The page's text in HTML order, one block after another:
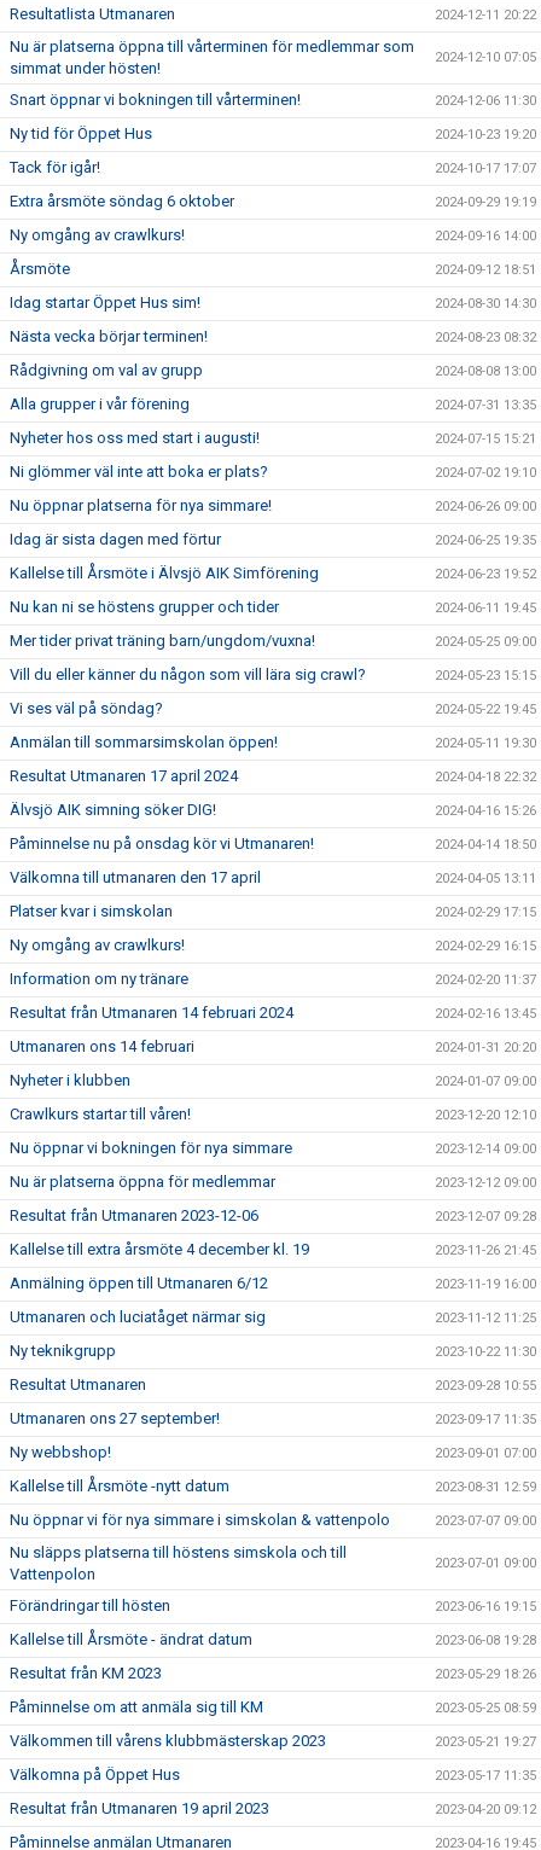
Resultatlista Utmanaren 2024-12-11 20:22
Nu är platserna öppna till vårterminen för medlemmar som
simmat under hösten!
2024-12-10 07:05
Snart öppnar vi bokningen till vårterminen! 2024-12-06 11:30
Ny tid för Öppet Hus 2024-10-23 19:20
Tack för igår! 2024-10-17 17:07
Extra årsmöte söndag 6 oktober 2024-09-29 19:19
Ny omgång av crawlkurs! 2024-09-16 14:00
Årsmöte 2024-09-12 18:51
Idag startar Öppet Hus sim! 2024-08-30 14:30
Nästa vecka börjar terminen! 2024-08-23 08:32
Rådgivning om val av grupp 2024-08-08 13:00
Alla grupper i vår förening 2024-07-31 13:35
Nyheter hos oss med start i augusti! 2024-07-15 15:21
Ni glömmer väl inte att boka er plats? 2024-07-02 19:10
Nu öppnar platserna för nya simmare! 2024-06-26 09:00
Idag är sista dagen med förtur 2024-06-25 19:35
Kallelse till Årsmöte i Älvsjö AIK Simförening 2024-06-23 19:52
Nu kan ni se höstens grupper och tider 2024-06-11 19:45
Mer tider privat träning barn/ungdom/vuxna! 2024-05-25 09:00
Vill du eller känner du någon som vill lära sig crawl? 2024-05-23 15:15
Vi ses väl på söndag? 2024-05-22 19:45
Anmälan till sommarsimskolan öppen! 2024-05-11 19:30
Resultat Utmanaren 17 april 2024 2024-04-18 22:32
Älvsjö AIK simning söker DIG! 2024-04-16 15:26
Påminnelse nu på onsdag kör vi Utmanaren! 2024-04-14 18:50
Välkomna till utmanaren den 17 april 2024-04-05 13:11
Platser kvar i simskolan 2024-02-29 17:15
Ny omgång av crawlkurs! 2024-02-29 16:15
Information om ny tränare 2024-02-20 11:37
Resultat från Utmanaren 14 februari 2024 2024-02-16 13:45
Utmanaren ons 14 februari 2024-01-31 20:20
Nyheter i klubben 2024-01-07 09:00
Crawlkurs startar till våren! 2023-12-20 12:10
Nu öppnar vi bokningen för nya simmare 2023-12-14 09:00
Nu är platserna öppna för medlemmar 2023-12-12 09:00
Resultat från Utmanaren 2023-12-06 2023-12-07 09:28
Kallelse till extra årsmöte 4 december kl. 19 2023-11-26 21:45
Anmälning öppen till Utmanaren 6/12 2023-11-19 16:00
Utmanaren och luciatåget närmar sig 2023-11-12 11:25
Ny teknikgrupp 2023-10-22 11:30
Resultat Utmanaren 2023-09-28 10:55
Utmanaren ons 27 september! 2023-09-17 11:35
Ny webbshop! 2023-09-01 07:00
Kallelse till Årsmöte -nytt datum 2023-08-31 12:59
Nu öppnar vi för nya simmare i simskolan & vattenpolo 2023-07-07 09:00
Nu släpps platserna till höstens simskola och till
Vattenpolon
2023-07-01 09:00
Förändringar till hösten 2023-06-16 19:15
Kallelse till Årsmöte - ändrat datum 2023-06-08 19:28
Resultat från KM 2023 2023-05-29 18:26
Påminnelse om att anmäla sig till KM 2023-05-25 08:59
Välkommen till vårens klubbmästerskap 2023 2023-05-21 19:27
Välkomna på Öppet Hus 2023-05-17 11:35
Resultat från Utmanaren 19 april 2023 2023-04-20 09:12
Påminnelse anmälan Utmanaren 2023-04-16 19:45